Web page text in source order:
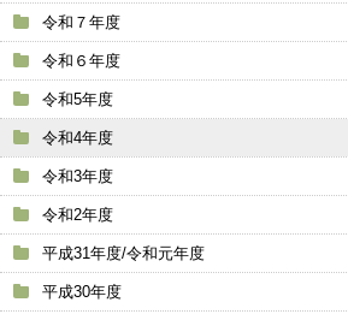
令和７年度
令和６年度
令和5年度
令和4年度
令和3年度
令和2年度
平成31年度/令和元年度
平成30年度